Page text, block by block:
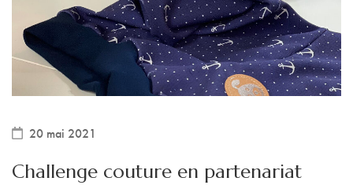
20 mai 2021
Challenge couture en partenariat